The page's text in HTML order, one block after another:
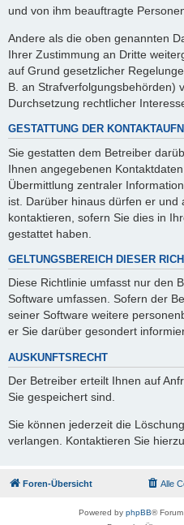
und von ihm beauftragte
Andere als die oben genannten
Ihrer Zustimmung an Dritte
auf Grund gesetzlicher
B. an Strafverfolgungsbehörden)
Durchsetzung rechtlicher
GESTATTUNG DER
Sie gestatten dem Betreiber
Ihnen angegebenen
Übermittlung zentraler
ist. Darüber hinaus dürfen er und
kontaktieren, sofern Sie dies in
gestattet haben.
GELTUNGSBEREICH DIESER
Diese Richtlinie umfasst nur den
Software umfassen. Sofern der
seiner Software weitere
er Sie darüber gesondert
AUSKUNFTSRECHT
Der Betreiber erteilt Ihnen auf
Sie gespeichert sind.
Sie können jederzeit die
verlangen. Kontaktieren Sie
Foren-Übersicht Alle
Powered by phpBB®